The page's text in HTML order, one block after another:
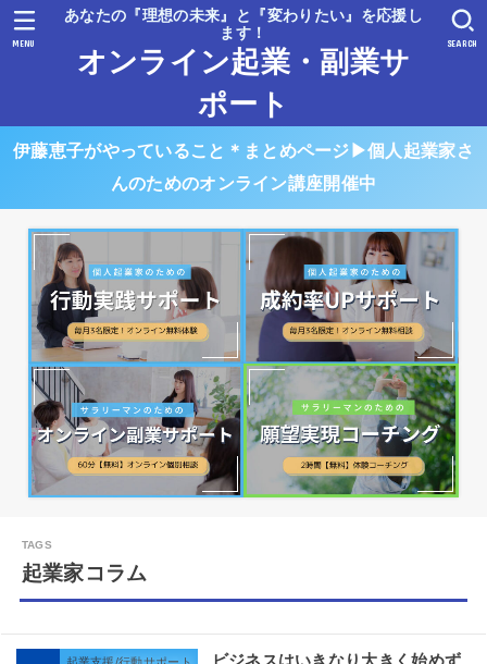
あなたの『理想の未来』と『変わりたい』を応援し
ます！
オンライン起業・副業サ
ポート
SEARCH
MENU
伊藤恵子がやっていること＊まとめページ▶︎個人起業家さ
んのためのオンライン講座開催中
起業家コラム